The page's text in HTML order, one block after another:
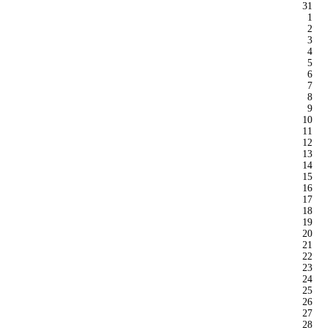
31
1
2
3
4
5
6
7
8
9
10
11
12
13
14
15
16
17
18
19
20
21
22
23
24
25
26
27
28